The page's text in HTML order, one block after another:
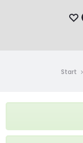
Start